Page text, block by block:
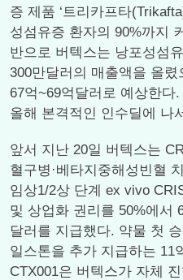
증 제품 ‘트리카프타
성섬유증 환자의 90%까지
반으로 버텍스는 낭포성섬
300만달러의 매출액을 올
67억~69억달러로 예상한다
올해 본격적인 인수딜에 나
앞서 지난 20일 버텍스는
혈구병·베타지중해성빈혈
임상1/2상 단계 ex vivo
및 상업화 권리를 50%에서
달러를 지급했다. 약물 첫
일스톤을 추가 지급하는 11
CTX001은 버텍스가 자체